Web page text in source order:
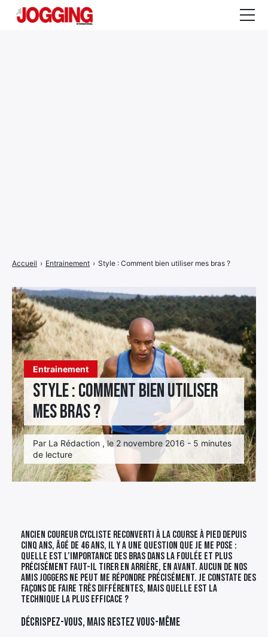
Entrainement
Style : Comment bien utiliser
mes bras ?
Par La Rédaction , le 2 novembre 2016 - 5 minutes
de lecture
Accueil › Entrainement › Style : Comment bien utiliser mes bras ?
Ancien coureur cycliste reconverti à la course à pied depuis
cinq ans, âgé de 46 ans, il y a une question que je me pose :
quelle est l’importance des bras dans la foulée et plus
précisément faut-il tirer en arrière, en avant. Aucun de nos
amis joggers ne peut me répondre précisément. Je constate des
façons de faire très différentes, mais quelle est la
technique la plus efficace ?
Décrispez-vous, mais restez vous-même
de
menu
Élément
de
menu
Élément
de
menu